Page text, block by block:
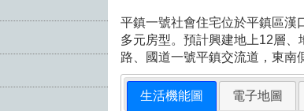
平鎮一號社會住宅位於平鎮區漢
多元房型。預計興建地上12層
路、國道一號平鎮交流道，東南
生活機能圖 電子地圖